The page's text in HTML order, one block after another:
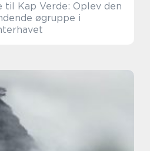
til Kap Verde: Oplev den
øgruppe i